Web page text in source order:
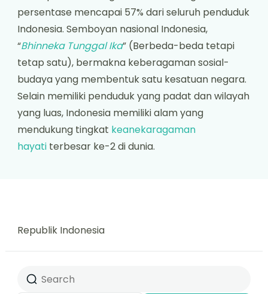
persentase mencapai 57% dari seluruh penduduk
Indonesia. Semboyan nasional Indonesia,
“Bhinneka Tunggal Ika” (Berbeda-beda tetapi
tetap satu), bermakna keberagaman sosial-
budaya yang membentuk satu kesatuan negara.
Selain memiliki penduduk yang padat dan wilayah
yang luas, Indonesia memiliki alam yang
mendukung tingkat keanekaragaman
hayati terbesar ke-2 di dunia.
Republik Indonesia